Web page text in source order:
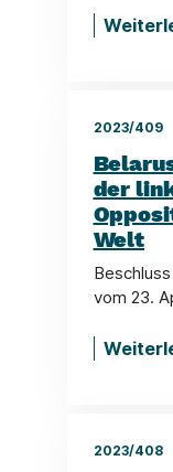
2023/409
der
Welt
vom 23.
2023/408